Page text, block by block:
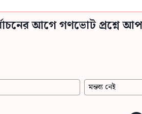
আগে গণভোট প্রশ্নে
মন্তব্য নেই